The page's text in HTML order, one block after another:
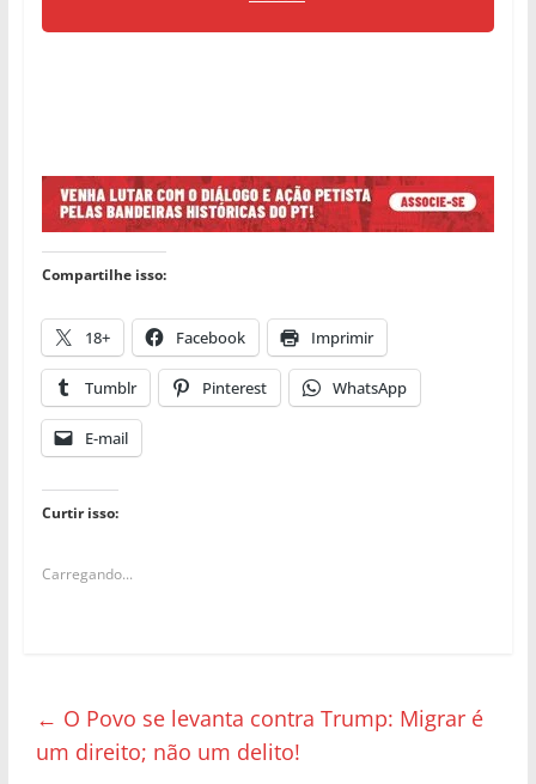
Compartilhe isso:
18+ Facebook Imprimir
Tumblr Pinterest WhatsApp
E-mail
Curtir isso:
Carregando...
← O Povo se levanta contra Trump: Migrar é
um direito; não um delito!